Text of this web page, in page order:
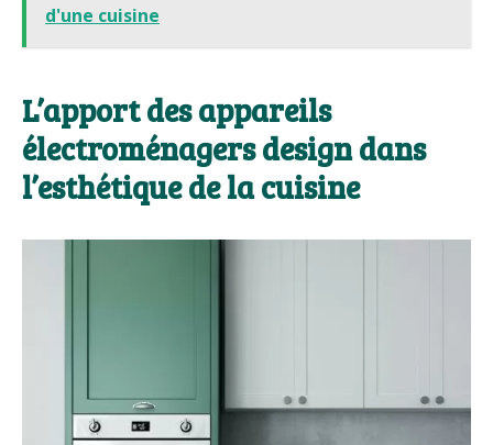
d'une cuisine
L’apport des appareils
électroménagers design dans
l’esthétique de la cuisine